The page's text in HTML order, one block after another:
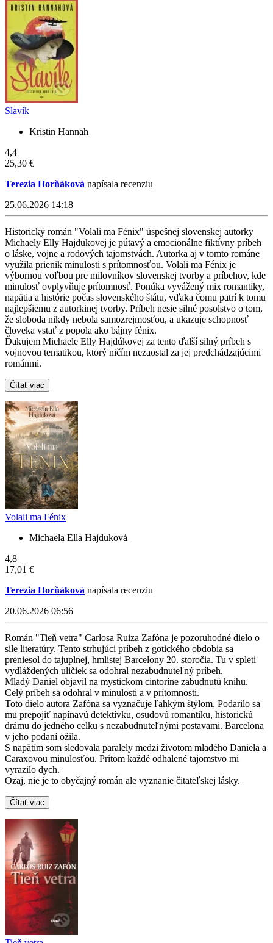
Slavík
Kristin Hannah
4,4
25,30 €
Terezia Horňáková napísala recenziu
25.06.2026 14:18
Historický román "Volali ma Fénix" úspešnej slovenskej autorky
Michaely Elly Hajdukovej je pútavý a emocionálne fiktívny príbeh
o láske, vojne a rodových tajomstvách. Autorka aj v tomto románe
využila prienik minulosti s prítomnosťou. Volali ma Fénix je
výbornou voľbou pre milovníkov slovenskej tvorby a príbehov, kde
minulosť ovplyvňuje prítomnosť. Ponúka vyvážený mix romantiky,
napätia a histórie počas slovenského štátu, vďaka čomu patrí k tomu
najlepšiemu z autorkinej tvorby. Príbeh nesie silné posolstvo o tom,
že sloboda nikdy nebola samozrejmosťou, a ukazuje schopnosť
človeka vstať z popola ako bájny fénix.
Ďakujem Michaele Elly Hajdúkovej za tento ďalší silný príbeh s
vojnovou tematikou, ktorý ničím nezaostal za jej predchádzajúcimi
románmi.
Čítať viac
Volali ma Fénix
Michaela Ella Hajduková
4,8
17,01 €
Terezia Horňáková napísala recenziu
20.06.2026 06:56
Román "Tieň vetra" Carlosa Ruiza Zafóna je pozoruhodné dielo o
sile literatúry. Tento strhujúci príbeh z gotického obdobia sa
preniesol do tajuplnej, hmlistej Barcelony 20. storočia. Tu v spleti
vydláždených uličiek sa odohral nezabudnuteľný príbeh.
Mladý Daniel objavil na mystickom cintoríne zabudnutú knihu.
Celý príbeh sa odohral v minulosti a v prítomnosti.
Toto dielo autora Zafóna sa vyznačuje ľahkým štýlom. Podarilo sa
mu prepojiť napínavú detektívku, osudovú romantiku, historickú
drámu do jedného celku s nezabudnuteľnými postavami. Barcelona
v jeho podaní ožila.
S napätím som sledovala paralely medzi životom mladého Daniela a
Caraxovou minulosťou. Pritom každé odhalené tajomstvo mi
vyrazilo dych.
Ozaj, nie je to obyčajný román ale vyznanie čitateľskej lásky.
Čítať viac